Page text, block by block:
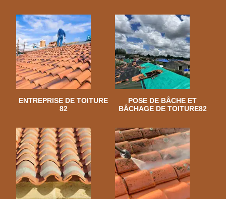
ENTREPRISE DE TOITURE
82
POSE DE BÂCHE ET
BÂCHAGE DE TOITURE82